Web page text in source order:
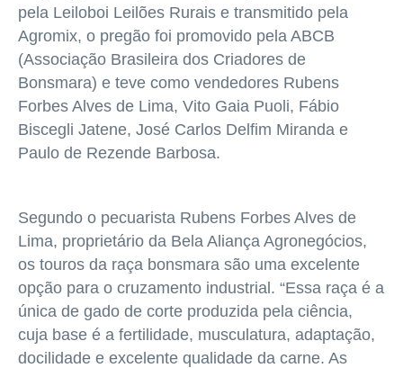
pela Leiloboi Leilões Rurais e transmitido pela
Agromix, o pregão foi promovido pela ABCB
(Associação Brasileira dos Criadores de
Bonsmara) e teve como vendedores Rubens
Forbes Alves de Lima, Vito Gaia Puoli, Fábio
Biscegli Jatene, José Carlos Delfim Miranda e
Paulo de Rezende Barbosa.
Segundo o pecuarista Rubens Forbes Alves de
Lima, proprietário da Bela Aliança Agronegócios,
os touros da raça bonsmara são uma excelente
opção para o cruzamento industrial. “Essa raça é a
única de gado de corte produzida pela ciência,
cuja base é a fertilidade, musculatura, adaptação,
docilidade e excelente qualidade da carne. As